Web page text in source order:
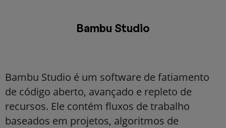
Bambu Studio
Bambu Studio é um software de fatiamento
de código aberto, avançado e repleto de
recursos. Ele contém fluxos de trabalho
baseados em projetos, algoritmos de